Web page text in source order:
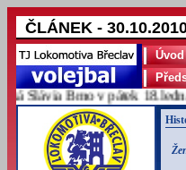
ČLÁNEK -
Úvod
Brno v pátek 18.ledna